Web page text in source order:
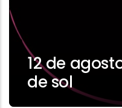
12 de
de sol